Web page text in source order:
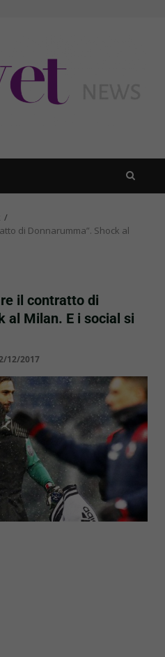
di Donnarumma”. Shock al
il contratto di
al Milan. E i social si
12/2017